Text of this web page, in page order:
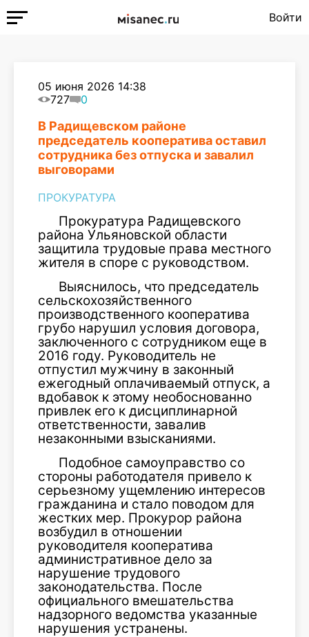
Войти
05 июня 2026 14:38
727
0
В Радищевском районе
председатель кооператива оставил
сотрудника без отпуска и завалил
выговорами
ПРОКУРАТУРА
Прокуратура Радищевского
района Ульяновской области
защитила трудовые права местного
жителя в споре с руководством.
Выяснилось, что председатель
сельскохозяйственного
производственного кооператива
грубо нарушил условия договора,
заключенного с сотрудником еще в
2016 году. Руководитель не
отпустил мужчину в законный
ежегодный оплачиваемый отпуск, а
вдобавок к этому необоснованно
привлек его к дисциплинарной
ответственности, завалив
незаконными взысканиями.
Подобное самоуправство со
стороны работодателя привело к
серьезному ущемлению интересов
гражданина и стало поводом для
жестких мер. Прокурор района
возбудил в отношении
руководителя кооператива
административное дело за
нарушение трудового
законодательства. После
официального вмешательства
надзорного ведомства указанные
нарушения устранены.